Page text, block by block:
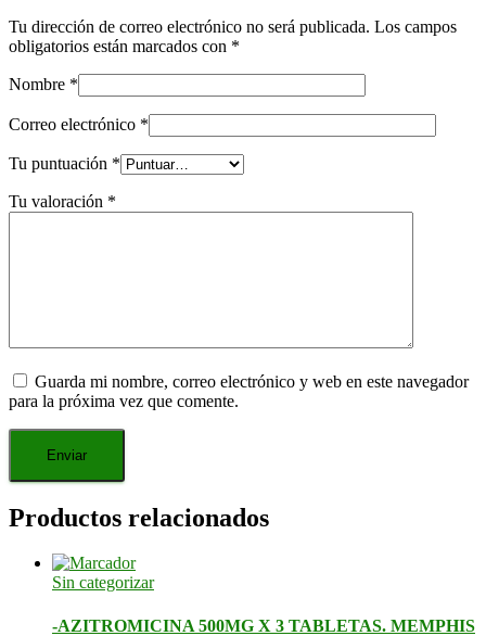
Tu dirección de correo electrónico no será publicada. Los campos
obligatorios están marcados con *
Nombre *
Correo electrónico *
Tu puntuación *
Tu valoración *
Guarda mi nombre, correo electrónico y web en este navegador
para la próxima vez que comente.
Productos relacionados
Sin categorizar
-AZITROMICINA 500MG X 3 TABLETAS. MEMPHIS